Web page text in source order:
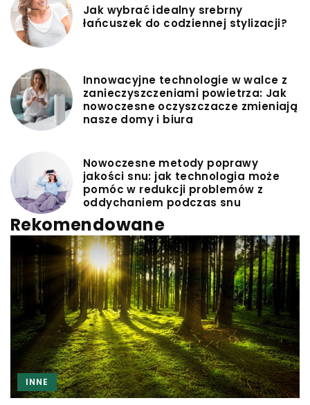
Jak wybrać idealny srebrny
łańcuszek do codziennej stylizacji?
Innowacyjne technologie w walce z
zanieczyszczeniami powietrza: Jak
nowoczesne oczyszczacze zmieniają
nasze domy i biura
Nowoczesne metody poprawy
jakości snu: jak technologia może
pomóc w redukcji problemów z
oddychaniem podczas snu
Rekomendowane
INNE
INNE